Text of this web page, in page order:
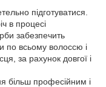
підготуватися.
в процесі
забезпечить
по всьому волоссю і
за рахунок довгої і
більш професійним і